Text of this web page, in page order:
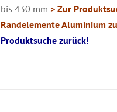
bis 430 mm > Zur
Randelemente Aluminium
Produktsuche zurück!